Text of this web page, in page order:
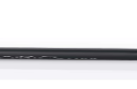
Cihaz